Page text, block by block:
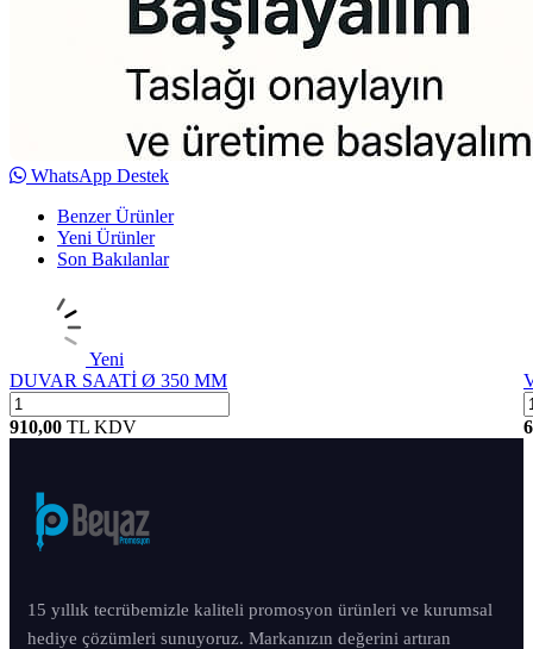
WhatsApp Destek
Benzer Ürünler
Yeni Ürünler
Son Bakılanlar
Yeni
DUVAR SAATİ Ø 350 MM
910,00 TL KDV
15 yıllık tecrübemizle kaliteli promosyon ürünleri ve kurumsal
hediye çözümleri sunuyoruz. Markanızın değerini artıran